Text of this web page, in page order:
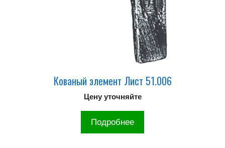
Кованый элемент Лист 51.006
Цену уточняйте
Подробнее